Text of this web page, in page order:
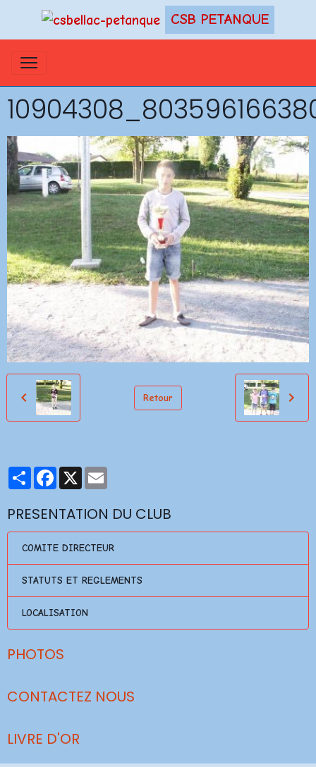
CSB PETANQUE
Retour
PartagerFacebook
X
PRESENTATION DU CLUB
COMITE DIRECTEUR
STATUTS ET REGLEMENTS
LOCALISATION
PHOTOS
CONTACTEZ NOUS
LIVRE D'OR